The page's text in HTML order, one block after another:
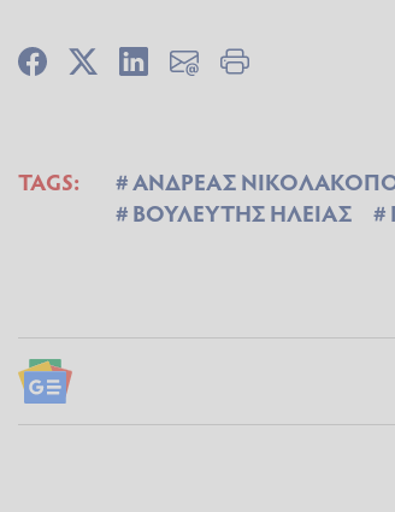
TAGS: ΑΝΔΡΕΑΣ
ΒΟΥΛΕΥΤΗΣ ΗΛΕΙΑΣ